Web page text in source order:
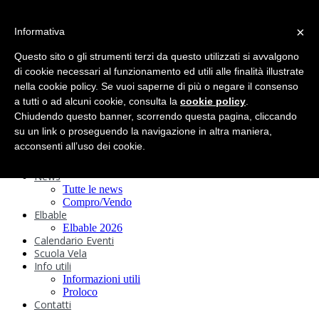
Circolo
Statuto e
Regolamenti
Storia
Ormeggi
Sede e Servizi
Attività
Safeguarding
News
Tutte le news
Compro/Vendo
Elbable
Elbable 2026
Calendario Eventi
Scuola Vela
Info utili
Informazioni utili
Proloco
Contatti
×
Informativa
Questo sito o gli strumenti terzi da questo utilizzati si avvalgono
di cookie necessari al funzionamento ed utili alle finalità illustrate
nella cookie policy. Se vuoi saperne di più o negare il consenso
a tutti o ad alcuni cookie, consulta la cookie policy
Chiudendo questo banner, scorrendo questa pagina, cliccando
su un link o proseguendo la navigazione in altra maniera,
acconsenti all’uso dei cookie.